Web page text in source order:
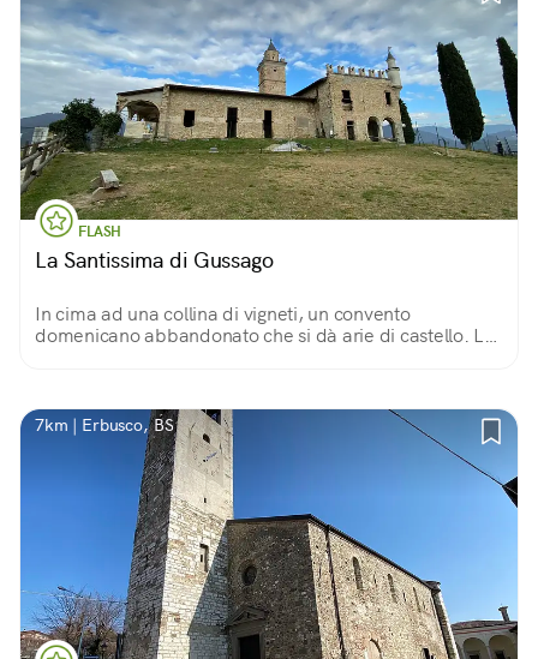
FLASH
La Santissima di Gussago
In cima ad una collina di vigneti, un convento
domenicano abbandonato che si dà arie di castello. La
7km | Erbusco, BS